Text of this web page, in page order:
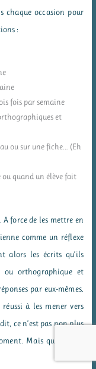
chaque occasion pour
:
fois par semaine
et
ou sur une fiche… (Eh
ou quand un élève fait
A force de les mettre en
comme un réflexe
alors les écrits qu’ils
orthographique et
par eux-mêmes.
à les mener vers
ce n’est pas non plus
Mais qui sait ce